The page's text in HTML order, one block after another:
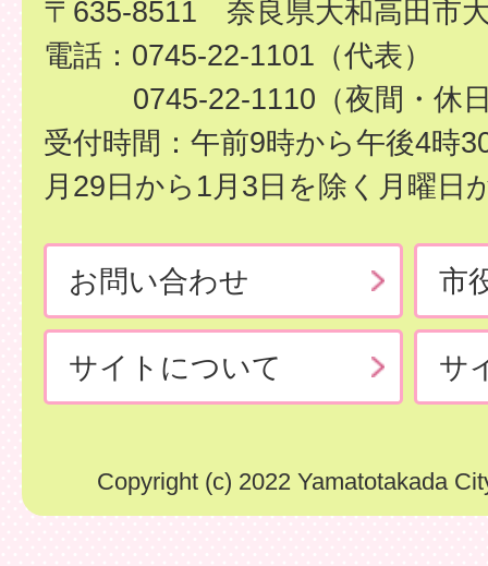
〒635-8511 奈良県大和高田市
電話：0745-22-1101（代表）
0745-22-1110（夜間・休
受付時間：午前9時から午後4時
月29日から1月3日を除く月曜日
お問い合わせ 市
サイトについて サ
Copyright (c) 2022 Yamatotakada